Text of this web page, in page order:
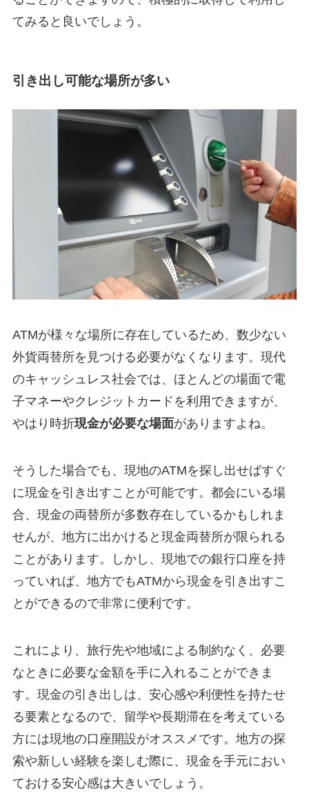
てみると良いでしょう。
引き出し可能な場所が多い
ATMが様々な場所に存在しているため、数少ない
外貨両替所を見つける必要がなくなります。現代
のキャッシュレス社会では、ほとんどの場面で電
子マネーやクレジットカードを利用できますが、
やはり時折現金が必要な場面がありますよね。
そうした場合でも、現地のATMを探し出せばすぐ
に現金を引き出すことが可能です。都会にいる場
合、現金の両替所が多数存在しているかもしれま
せんが、地方に出かけると現金両替所が限られる
ことがあります。しかし、現地での銀行口座を持
っていれば、地方でもATMから現金を引き出すこ
とができるので非常に便利です。
これにより、旅行先や地域による制約なく、必要
なときに必要な金額を手に入れることができま
す。現金の引き出しは、安心感や利便性を持たせ
る要素となるので、留学や長期滞在を考えている
方には現地の口座開設がオススメです。地方の探
索や新しい経験を楽しむ際に、現金を手元におい
ておける安心感は大きいでしょう。